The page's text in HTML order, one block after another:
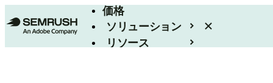
価格
ソリューション
リソース